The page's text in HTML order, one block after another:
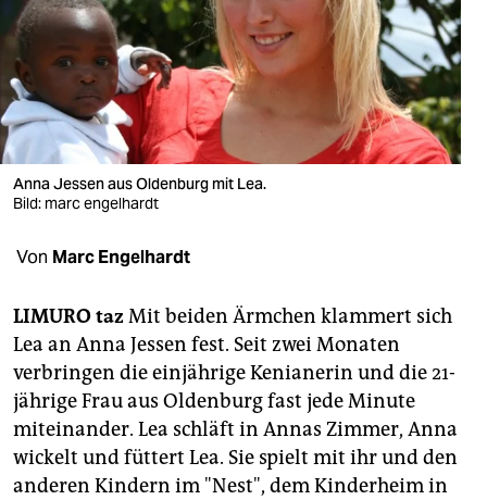
nord
wahrheit
verlag
verlag
shop
fragen & hilfe
unterstützen
abo
genossenschaft
epaper login
Anna Jessen aus Oldenburg mit Lea.
Bild: marc engelhardt
Von Marc Engelhardt
LIMURO taz Mit beiden Ärmchen klammert sich
Lea an Anna Jessen fest. Seit zwei Monaten
verbringen die einjährige Kenianerin und die 21-
jährige Frau aus Oldenburg fast jede Minute
miteinander. Lea schläft in Annas Zimmer, Anna
wickelt und füttert Lea. Sie spielt mit ihr und den
anderen Kindern im "Nest", dem Kinderheim in